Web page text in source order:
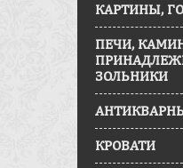
КАРТИНЫ,
ПЕЧИ,
ЗОЛЬНИКИ
КРОВАТИ